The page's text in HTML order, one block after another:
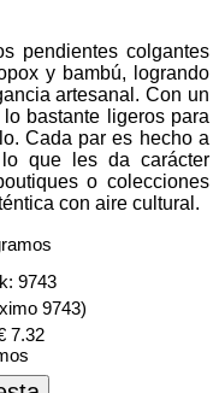
pendientes colgantes
y bambú, logrando
artesanal. Con un
bastante ligeros para
Cada par es hecho a
que les da carácter
o colecciones
con aire cultural.
9743
9743)
7.32